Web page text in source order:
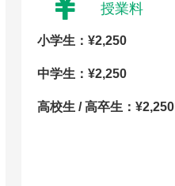
授業料
小学生：¥2,250
中学生：¥2,250
高校生 / 高卒生：¥2,250